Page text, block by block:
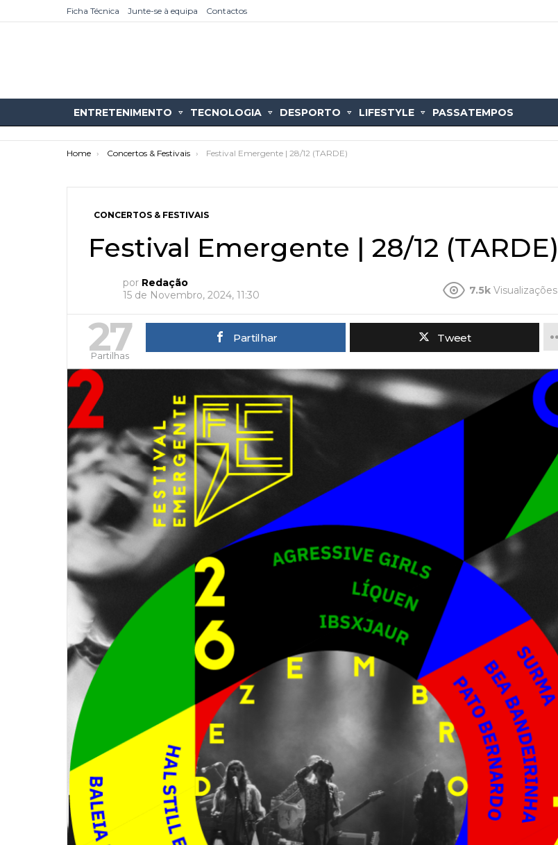
Ficha Técnica Junte-se à equipa Contactos
ENTRETENIMENTO TECNOLOGIA DESPORTO LIFESTYLE PASSATEMPOS
You are here:
Home Concertos & Festivais Festival Emergente | 28/12 (TARDE)
CONCERTOS & FESTIVAIS
Festival Emergente | 28/12 (TARDE)
por Redação
15 de Novembro, 2024, 11:30
7.5k Visualizações
27
Partilhas
Partilhar Tweet